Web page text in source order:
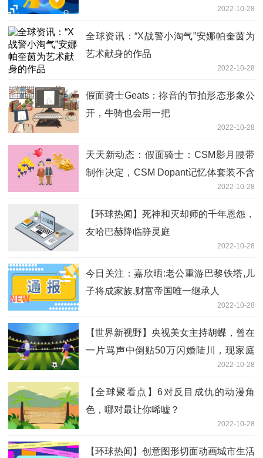
2022-10-28
全球资讯：“X战警小淘气”安娜帕奎茵为
艺术献身的作品
2022-10-28
假面骑士Geats：祢音的节拍形态形象公
开，牛骑也会用一把
2022-10-28
天天新动态：假面骑士：CSM影月腰带
制作决定，CSM Dopant记忆体套装不含
2022-10-28
【环球热闻】死神和灭却师的千年恩怨，
友哈巴赫降临静灵庭
2022-10-28
今日关注：嘉欣晒:老公重游巴黎铁塔,儿
子将成家族,财富帝国唯一继承人
2022-10-28
【世界新视野】央视美女主持胡蝶，曾在
一片骂声中倒贴50万闪婚陆川，现家庭
2022-10-28
【全球聚看点】6对反目成仇的动漫角
色，哪对最让你唏嘘？
2022-10-28
【环球热闻】创意图形切面动画城市生活